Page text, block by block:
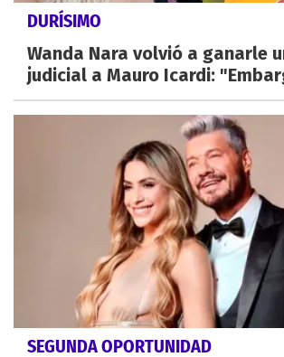
DURÍSIMO
Wanda Nara volvió a ganarle
judicial a Mauro Icardi:
SEGUNDA OPORTUNIDAD